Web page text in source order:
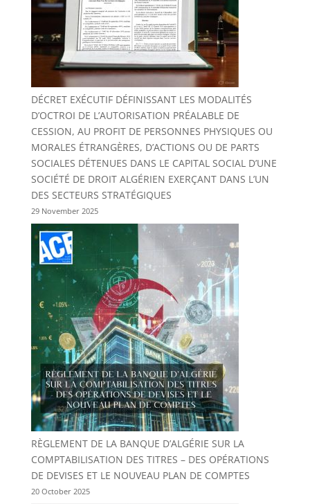
DÉCRET EXÉCUTIF DÉFINISSANT LES MODALITÉS
D’OCTROI DE L’AUTORISATION PRÉALABLE DE
CESSION, AU PROFIT DE PERSONNES PHYSIQUES OU
MORALES ÉTRANGÈRES, D’ACTIONS OU DE PARTS
SOCIALES DÉTENUES DANS LE CAPITAL SOCIAL D’UNE
SOCIÉTÉ DE DROIT ALGÉRIEN EXERÇANT DANS L’UN
DES SECTEURS STRATÉGIQUES
29 November 2025
RÈGLEMENT DE LA BANQUE D’ALGÉRIE SUR LA
COMPTABILISATION DES TITRES – DES OPÉRATIONS
DE DEVISES ET LE NOUVEAU PLAN DE COMPTES
20 October 2025